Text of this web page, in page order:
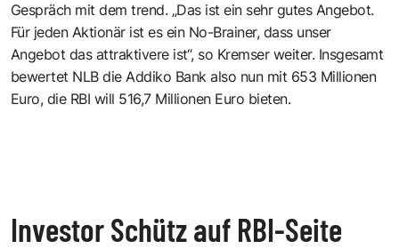
Gespräch mit dem trend. „Das ist ein sehr gutes Angebot.
Für jeden Aktionär ist es ein No-Brainer, dass unser
Angebot das attraktivere ist“, so Kremser weiter. Insgesamt
bewertet NLB die Addiko Bank also nun mit 653 Millionen
Euro, die RBI will 516,7 Millionen Euro bieten.
Investor Schütz auf RBI-Seite